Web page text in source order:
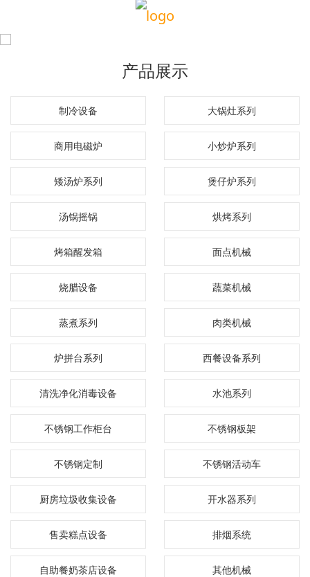
产品展示
制冷设备 大锅灶系列
商用电磁炉 小炒炉系列
矮汤炉系列 煲仔炉系列
汤锅摇锅 烘烤系列
烤箱醒发箱 面点机械
烧腊设备 蔬菜机械
蒸煮系列 肉类机械
炉拼台系列 西餐设备系列
清洗净化消毒设备 水池系列
不锈钢工作柜台 不锈钢板架
不锈钢定制 不锈钢活动车
厨房垃圾收集设备 开水器系列
售卖糕点设备 排烟系统
自助餐奶茶店设备 其他机械